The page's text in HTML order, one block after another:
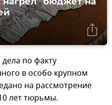
по факту
в особо крупном
на рассмотрение
лет тюрьмы.